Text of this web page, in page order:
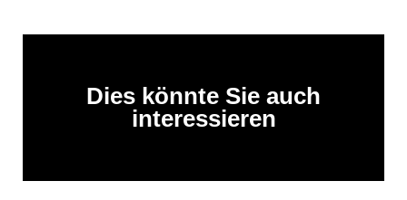
Dies könnte Sie auch
interessieren